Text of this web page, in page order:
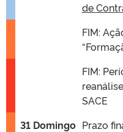
de
FIM:
FIM:
SACE
31 Domingo Prazo